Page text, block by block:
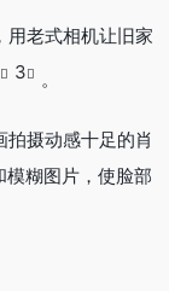
用老式相机让旧家
3 。
拍摄动感十足的肖
糊图片，使脸部